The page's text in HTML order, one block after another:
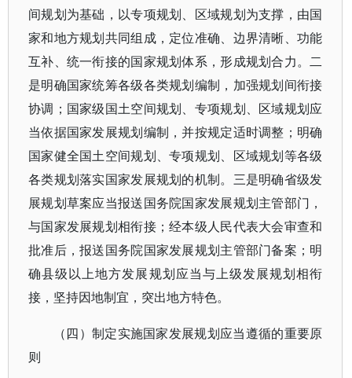
间规划为基础，以专项规划、区域规划为支撑，由国
家和地方规划共同组成，定位准确、边界清晰、功能
互补、统一衔接的国家规划体系，形成规划合力。二
是明确国家统筹各级各类规划编制，加强规划间衔接
协调；国家级国土空间规划、专项规划、区域规划应
当依据国家发展规划编制，并按规定适时调整；明确
国家健全国土空间规划、专项规划、区域规划等各级
各类规划落实国家发展规划的机制。三是明确省级发
展规划草案应当报送国务院国家发展规划主管部门，
与国家发展规划相衔接；经本级人民代表大会审查和
批准后，报送国务院国家发展规划主管部门备案；明
确县级以上地方发展规划应当与上级发展规划相衔
接，坚持因地制宜，突出地方特色。
（四）制定实施国家发展规划应当遵循的重要原
则